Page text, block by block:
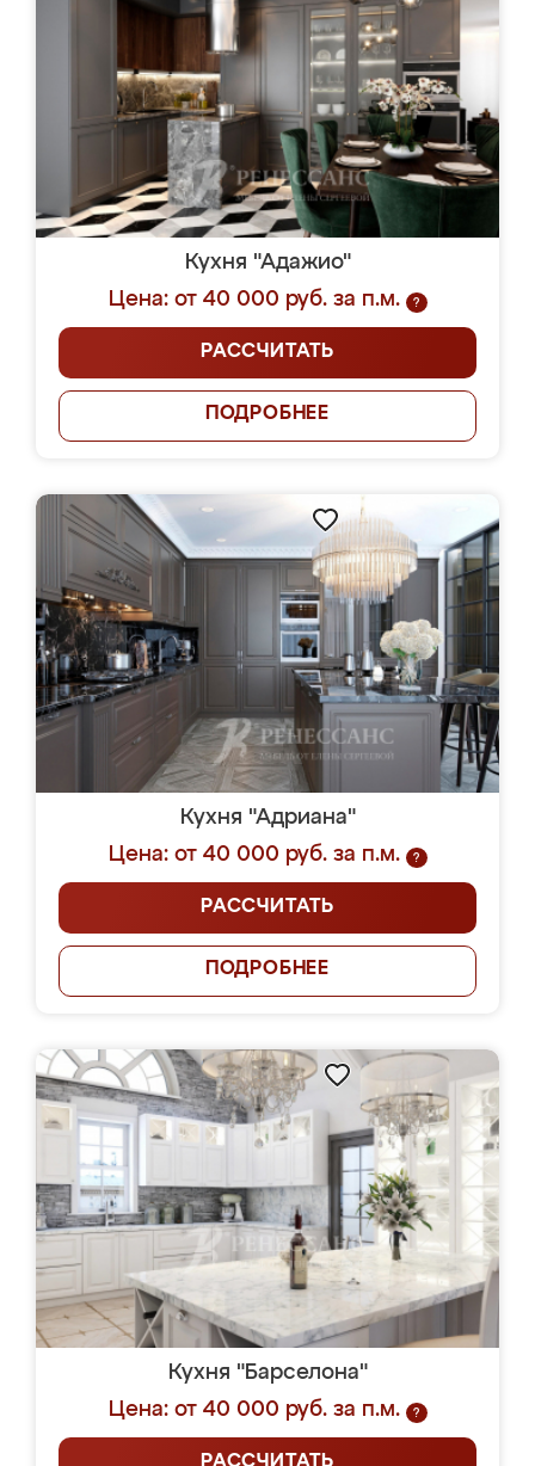
Кухня "Адажио"
Цена: от 40 000 руб. за п.м.
?
РАССЧИТАТЬ
ПОДРОБНЕЕ
Кухня "Адриана"
Цена: от 40 000 руб. за п.м.
?
РАССЧИТАТЬ
ПОДРОБНЕЕ
Кухня "Барселона"
Цена: от 40 000 руб. за п.м.
?